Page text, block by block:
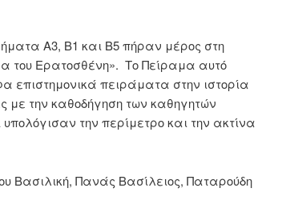
Α3, Β1 και Β5 πήραν μέρος στη
του Ερατοσθένη». Το Πείραμα αυτό
επιστημονικά πειράματα στην ιστορία
με την καθοδήγηση των καθηγητών
την περίμετρο και την ακτίνα
Βασιλική, Πανάς Βασίλειος, Παταρούδη